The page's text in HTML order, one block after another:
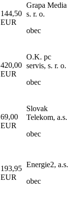
144,50
EUR
Grapa Media
s. r. o.
obec
420,00
EUR
O.K. pc
servis, s. r. o.
obec
69,00
EUR
Slovak
Telekom, a.s.
obec
193,95
EUR
Energie2, a.s.
obec